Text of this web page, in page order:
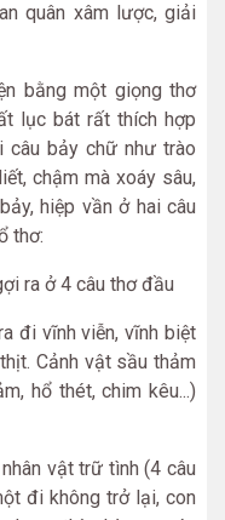
quân xâm lược, giải
bằng một giọng thơ
lục bát rất thích hợp
câu bảy chữ như trào
chậm mà xoáy sâu,
hiệp vần ở hai câu
thơ:
ra ở 4 câu thơ đầu
đi vĩnh viễn, vĩnh biệt
Cảnh vật sầu thảm
hổ thét, chim kêu...)
vật trữ tình (4 câu
đi không trở lại, con